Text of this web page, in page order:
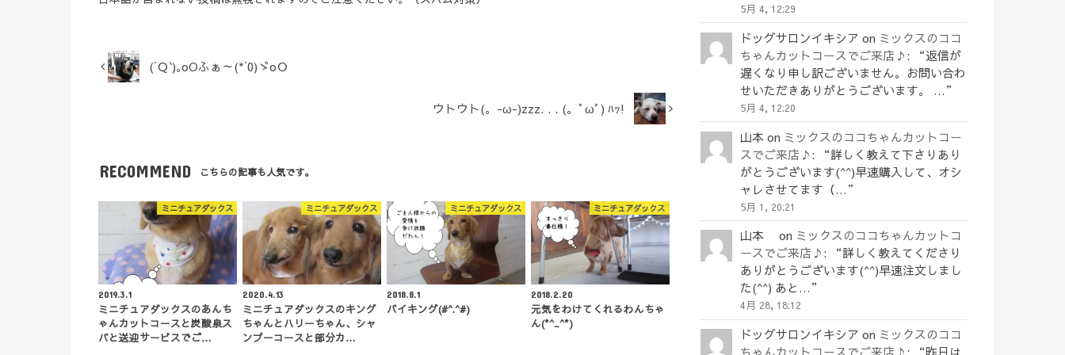
(´Ｑ`)｡oOふぁ～(*´0)ゞoＯ
ウトウト(。-ω-)zzz. . . (。ﾟωﾟ) ﾊｯ!
RECOMMEND こちらの記事も人気です。
ミニチュアダックス
2019.3.1
ミニチュアダックスのあんち
ゃんカットコースと炭酸泉ス
パと送迎サービスでご…
ミニチュアダックス
2020.4.13
ミニチュアダックスのキング
ちゃんとハリーちゃん、シャ
ンプーコースと部分カ…
ミニチュアダックス
2018.8.1
バイキング(#^.^#)
ミニチュアダックス
2018.2.20
元気をわけてくれるわんちゃ
ん(*^_^*)
5月 4, 12:29
ドッグサロンイキシア on ミックスのココ
ちゃんカットコースでご来店♪ : “返信が
遅くなり申し訳ございません。お問い合わ
せいただきありがとうございます。 … ”
5月 4, 12:20
山本 on ミックスのココちゃんカットコー
スでご来店♪ : “詳しく教えて下さりあり
がとうございます(^^)早速購入して、オシ
ャレさせてます（… ”
5月 1, 20:21
山本 on ミックスのココちゃんカットコ
ースでご来店♪ : “詳しく教えてくださり
ありがとうございます(^^)早速注文しまし
た(^^) あと… ”
4月 28, 18:12
ドッグサロンイキシア on ミックスのココ